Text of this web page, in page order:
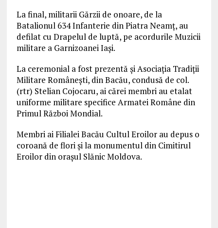
La final, militarii Gărzii de onoare, de la
Batalionul 634 Infanterie din Piatra Neamț, au
defilat cu Drapelul de luptă, pe acordurile Muzicii
militare a Garnizoanei Iași.
La ceremonial a fost prezentă și Asociația Tradiții
Militare Românești, din Bacău, condusă de col.
(rtr) Stelian Cojocaru, ai cărei membri au etalat
uniforme militare specifice Armatei Române din
Primul Război Mondial.
Membri ai Filialei Bacău Cultul Eroilor au depus o
coroană de flori și la monumentul din Cimitirul
Eroilor din orașul Slănic Moldova.